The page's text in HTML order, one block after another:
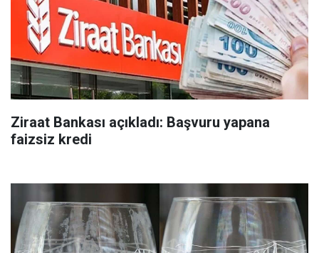
Ziraat Bankası açıkladı: Başvuru yapana
faizsiz kredi